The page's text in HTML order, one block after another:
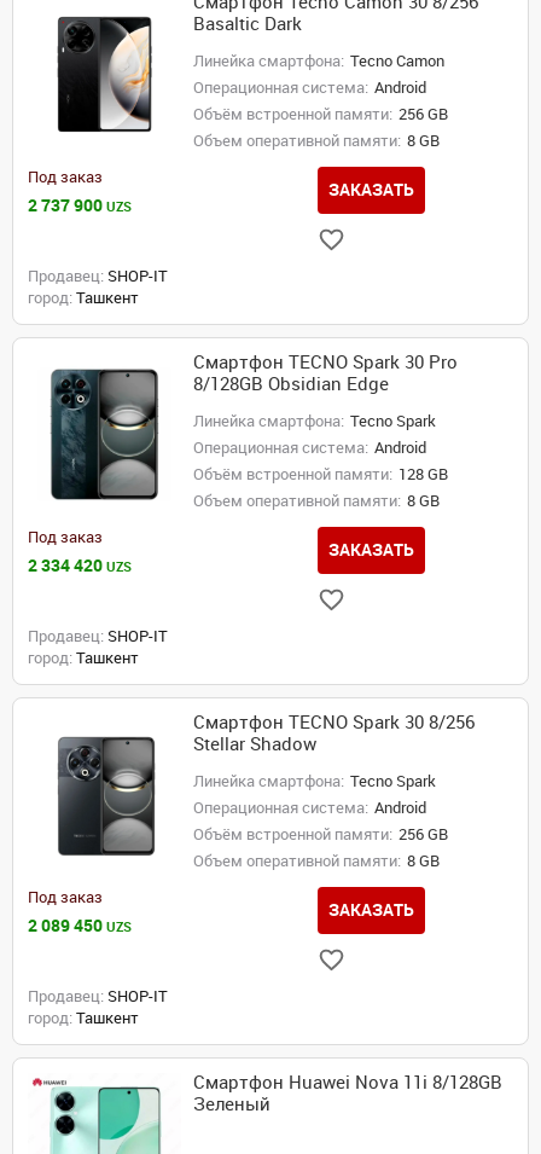
Basaltic Dark
Линейка смартфона: Tecno Camon
Операционная система: Android
Объём встроенной памяти: 256 GB
Объем оперативной памяти: 8 GB
Под заказ
2 737 900 UZS
ЗАКАЗАТЬ
Продавец: SHOP-IT
город: Ташкент
Смартфон TECNO Spark 30 Pro
8/128GB Obsidian Edge
Линейка смартфона: Tecno Spark
Операционная система: Android
Объём встроенной памяти: 128 GB
Объем оперативной памяти: 8 GB
Под заказ
2 334 420 UZS
ЗАКАЗАТЬ
Продавец: SHOP-IT
город: Ташкент
Смартфон TECNO Spark 30 8/256
Stellar Shadow
Линейка смартфона: Tecno Spark
Операционная система: Android
Объём встроенной памяти: 256 GB
Объем оперативной памяти: 8 GB
Под заказ
2 089 450 UZS
ЗАКАЗАТЬ
Продавец: SHOP-IT
город: Ташкент
Смартфон Huawei Nova 11i 8/128GB
Зеленый